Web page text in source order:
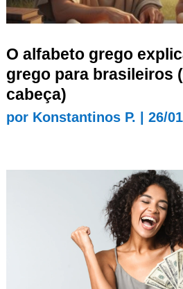
O alfabeto grego
grego para brasileiros
cabeça)
por Konstantinos P. 26/